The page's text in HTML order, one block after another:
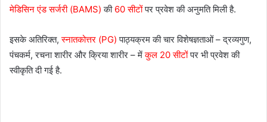
मेडिसिन एंड सर्जरी (BAMS) की 60 सीटोंपर प्रवेश की अनुमति मिली है.
इसके अतिरिक्त,स्नातकोत्तर (PG) पाठ्यक्रम की चार विशेषज्ञताओं – द्रव्यगुण,
पंचकर्म, रचना शारीर और क्रिया शारीर – मेंकुल 20 सीटोंपर भी प्रवेश की
स्वीकृति दी गई है.